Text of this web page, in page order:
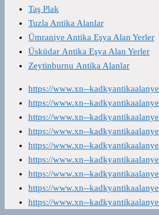
Taş Plak
Tuzla Antika Alanlar
Ümraniye Antika Eşya Alan Yerler
Üsküdar Antika Eşya Alan Yerler
Zeytinburnu Antika Alanlar
https://www.xn--
https://www.xn--
https://www.xn--
https://www.xn--
https://www.xn--
https://www.xn--
https://www.xn--
https://www.xn--
https://www.xn--